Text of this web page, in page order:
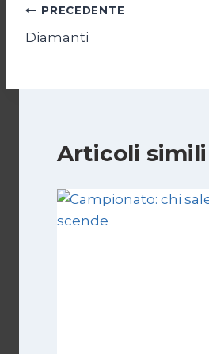
Navigazione
articoli
PRECEDENTE
Diamanti
Articoli simili